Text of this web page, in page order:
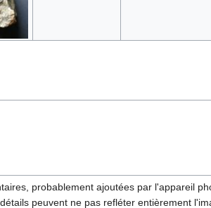
probablement ajoutées par l'appareil
peuvent ne pas refléter entièrement